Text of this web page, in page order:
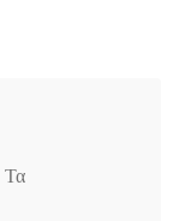
Τα